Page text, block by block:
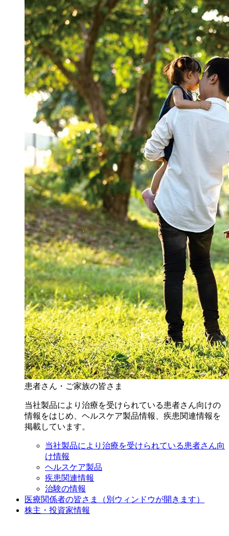
患者さん・ご家族の皆さま
当社製品により治療を受けられている患者さん向けの
情報をはじめ、ヘルスケア製品情報、疾患関連情報を
掲載しています。
当社製品により治療を受けられている患者さん向
け情報
ヘルスケア製品
疾患関連情報
治験の情報
医療関係者の皆さま
（別ウィンドウが開きます）
株主・投資家情報